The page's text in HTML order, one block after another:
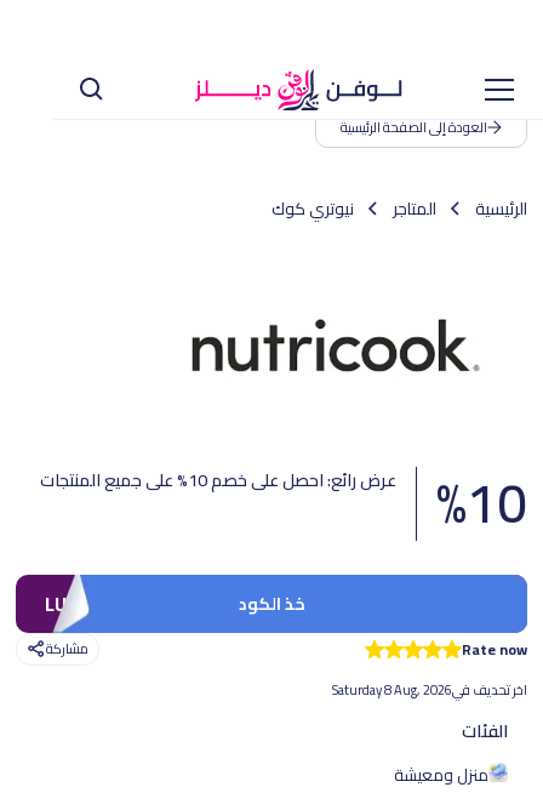
العودة إلى الصفحة الرئيسية
الرئيسية المتاجر نيوتري كوك
10
% عرض رائع: احصل على خصم 10% على جميع المنتجات
LUV1 خذ الكود
Rate now
مشاركة
اخر تحديف فيSaturday 8 Aug, 2026
الفئات
منزل ومعيشة